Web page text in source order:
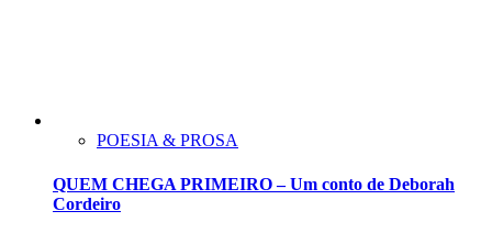
POESIA & PROSA
QUEM CHEGA PRIMEIRO – Um conto de Deborah
Cordeiro